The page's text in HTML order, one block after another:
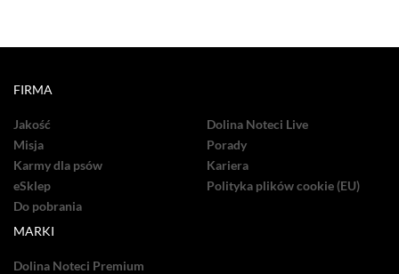
FIRMA
Jakość
Misja
Karmy dla psów
eSklep
Do pobrania
Dolina Noteci Live
Porady
Kariera
Polityka plików cookie (EU)
MARKI
Dolina Noteci Premium